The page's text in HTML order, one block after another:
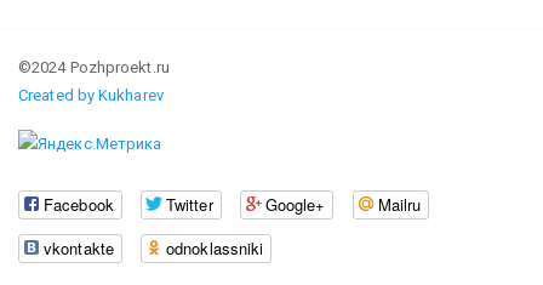
©2024 Pozhproekt.ru
Created by Kukharev
Facebook Twitter Google+
Mailru
vkontakte
odnoklassniki